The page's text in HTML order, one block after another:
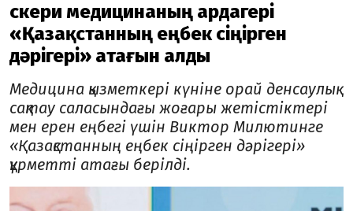
Әскери медицинаның ардагері
«Қазақстанның еңбек сіңірген
дәрігері» атағын алды
Медицина қызметкері күніне орай денсаулық
сақтау саласындағы жоғары жетістіктері
мен ерен еңбегі үшін Виктор Милютинге
«Қазақстанның еңбек сіңірген дәрігері»
құрметті атағы берілді.